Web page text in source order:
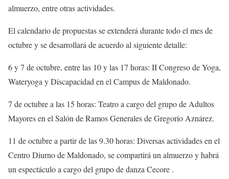
almuerzo, entre otras actividades.
El calendario de propuestas se extenderá durante todo el mes de
octubre y se desarrollará de acuerdo al siguiente detalle:
6 y 7 de octubre, entre las 10 y las 17 horas: II Congreso de Yoga,
Wateryoga y Discapacidad en el Campus de Maldonado.
7 de octubre a las 15 horas: Teatro a cargo del grupo de Adultos
Mayores en el Salón de Ramos Generales de Gregorio Aznárez.
11 de octubre a partir de las 9.30 horas: Diversas actividades en el
Centro Diurno de Maldonado, se compartirá un almuerzo y habrá
un espectáculo a cargo del grupo de danza Cecore .